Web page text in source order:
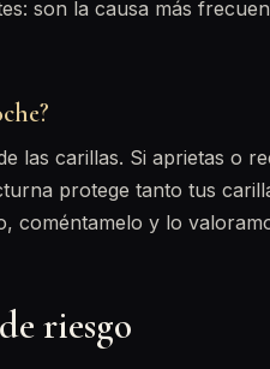
son la causa más
las carillas. Si aprietas o
protege tanto tus
coméntamelo y lo
riesgo